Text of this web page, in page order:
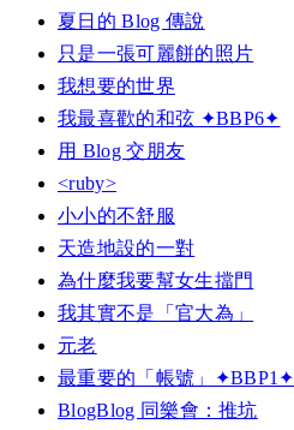
夏日的 Blog 傳說
只是一張可麗餅的照片
我想要的世界
我最喜歡的和弦 ✦BBP6✦
用 Blog 交朋友
<ruby>
小小的不舒服
天造地設的一對
為什麼我要幫女生擋門
我其實不是「官大為」
元老
最重要的「帳號」✦BBP1✦
BlogBlog 同樂會：推坑